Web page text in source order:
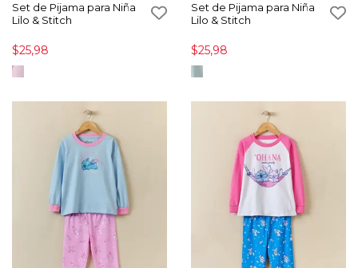
Set de Pijama para Niña
Lilo & Stitch
$25,98
Set de Pijama para Niña
Lilo & Stitch
$25,98